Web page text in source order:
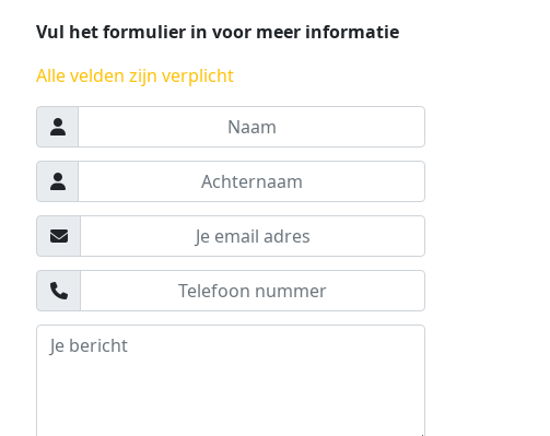
Vul het formulier in voor meer informatie
Alle velden zijn verplicht